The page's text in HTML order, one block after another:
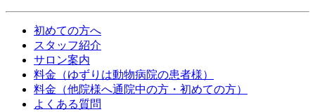
初めての方へ
スタッフ紹介
サロン案内
料金（ゆずりは動物病院の患者様）
料金（他院様へ通院中の方・初めての方）
よくある質問